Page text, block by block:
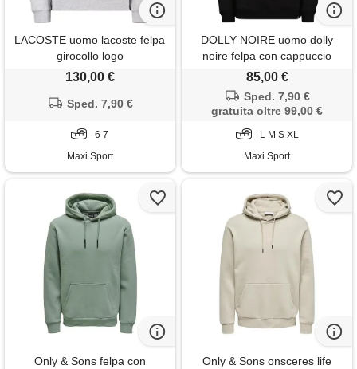
LACOSTE uomo lacoste felpa
girocollo logo
130,00 €
Sped. 7,90 €
6 7
Maxi Sport
DOLLY NOIRE uomo dolly
noire felpa con cappuccio
party hard skull
85,00 €
Sped. 7,90 €
gratuita oltre 99,00 €
L M S XL
Maxi Sport
Only & Sons felpa con
Only & Sons onsceres life